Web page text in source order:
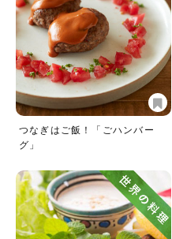
つなぎはご飯！「ごハンバー
グ」